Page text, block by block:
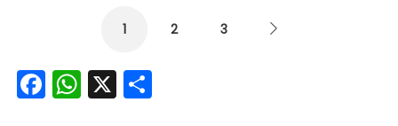
1 2 3
Facebook
WhatsApp
X